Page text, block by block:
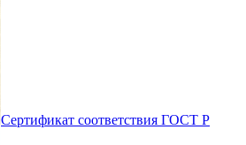
Сертификат соответствия ГОСТ Р